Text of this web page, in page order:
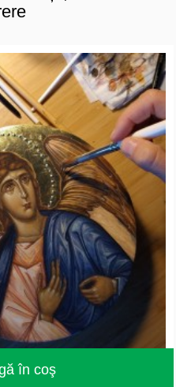
în coş